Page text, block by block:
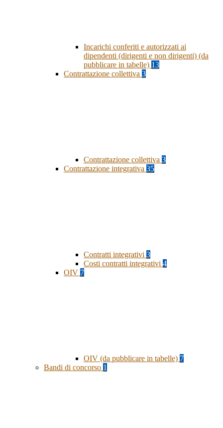
Incarichi conferiti e autorizzati ai
dipendenti (dirigenti e non dirigenti) (da
pubblicare in tabelle) 13
Contrattazione collettiva 3
Contrattazione collettiva 3
Contrattazione integrativa 35
Contratti integrativi 3
Costi contratti integrativi 4
OIV 7
OIV (da pubblicare in tabelle) 7
Bandi di concorso 1